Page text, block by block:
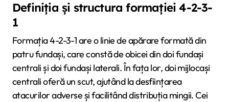
Definiția și structura formației 4-2-3-
1
Formația 4-2-3-1 are o linie de apărare formată din
patru fundași, care constă de obicei din doi fundași
centrali și doi fundași laterali. În fața lor, doi mijlocași
centrali oferă un scut, ajutând la desființarea
atacurilor adverse și facilitând distribuția mingii. Cei